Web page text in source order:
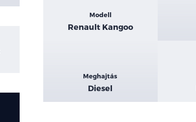
Kiemelt
adatok
Modell
Renault Kangoo
Meghajtás
Diesel